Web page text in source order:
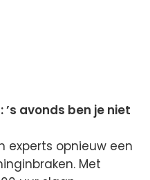
’s avonds ben je niet
experts opnieuw een
Met